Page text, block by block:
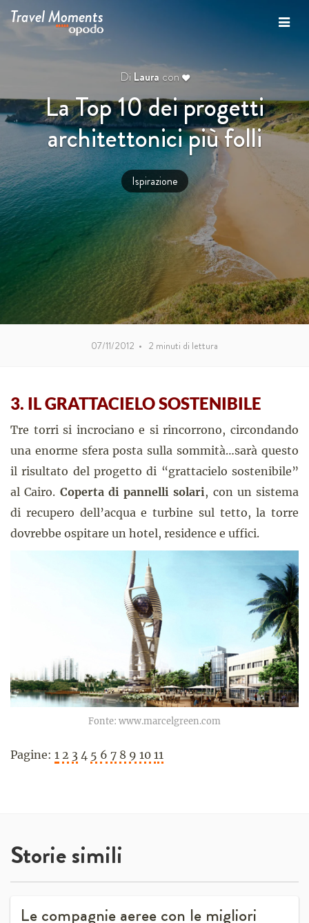
Travel Moments
Di Laura con
La Top 10 dei progetti
architettonici più folli
Ispirazione
07/11/2012 • 2 minuti di lettura
3. IL GRATTACIELO SOSTENIBILE
Tre torri si incrociano e si rincorrono, circondando
una enorme sfera posta sulla sommità…sarà questo
il risultato del progetto di “grattacielo sostenibile”
al Cairo. Coperta di pannelli solari, con un sistema
di recupero dell’acqua e turbine sul tetto, la torre
dovrebbe ospitare un hotel, residence e uffici.
Fonte: www.marcelgreen.com
Pagine: 1 2 3 4 5 6 7 8 9 10 11
Storie simili
Le compagnie aeree con le migliori